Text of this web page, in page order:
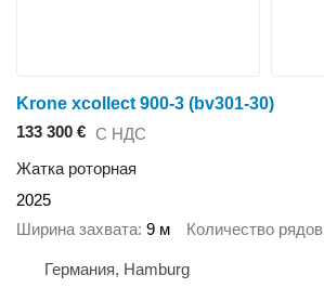
Krone xcollect 900-3 (bv301-30)
133 300 € С НДС
Жатка роторная
2025
Ширина захвата 9 м Количество рядов
Германия, Hamburg